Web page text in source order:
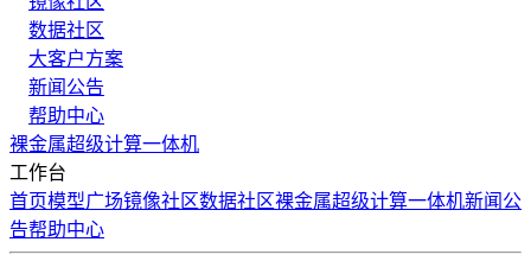
数据社区
大客户方案
新闻公告
帮助中心
裸金属超级计算一体机
工作台
首页模型广场镜像社区数据社区裸金属超级计算一体机新闻公
告帮助中心